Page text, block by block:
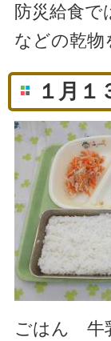
防災給食で
などの乾物
１月
ごはん 牛